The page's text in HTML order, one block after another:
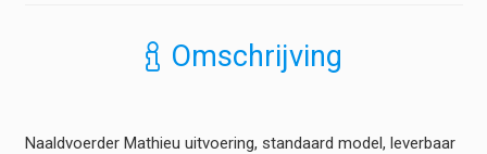
Omschrijving
Naaldvoerder Mathieu uitvoering, standaard model, leverbaar